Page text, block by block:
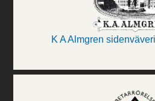
K A Almgren